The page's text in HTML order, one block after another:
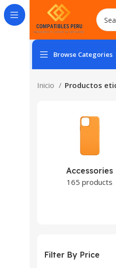
Browse Categories
Inicio Productos
Accessories
165 products
Filter By Price